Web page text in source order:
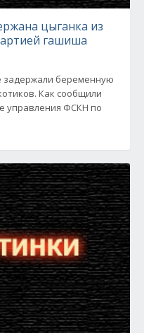
цыганка из
гашиша
задержали беременную
Как сообщили
управления ФСКН по